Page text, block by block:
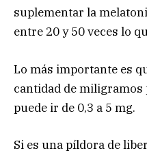
suplementar la
entre 20 y 50 veces lo
Lo más importante es
cantidad de
puede ir de 0,3 a 5 mg.
Si es una píldora de